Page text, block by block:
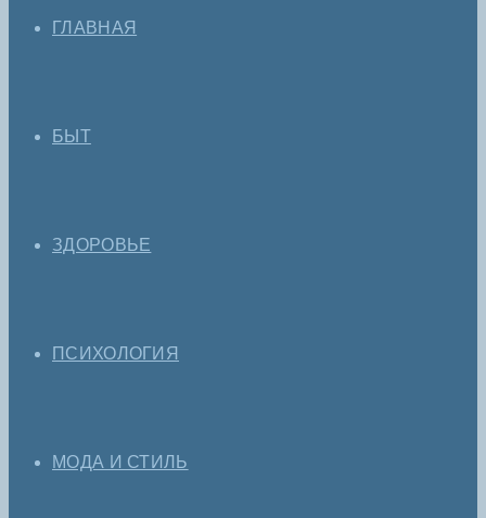
ГЛАВНАЯ
БЫТ
ЗДОРОВЬЕ
ПСИХОЛОГИЯ
МОДА И СТИЛЬ